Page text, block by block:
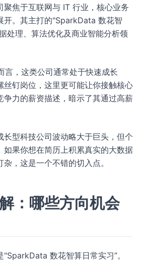
聚焦于互联网与 IT 行业，核心业务
开。其主打的"SparkData 数花智
处理、算法优化及商业智能分析领
，这类公司通常处于快速成长
丝钉岗位，这里更可能让你接触核心
争力的薪资描述，暗示了其通过高薪
长型科技公司波动略大于巨头，但个
如果你想在简历上积累真实的大数据
，这是一个不错的切入点。
：哪些方向机会
数花智算日常实习”。